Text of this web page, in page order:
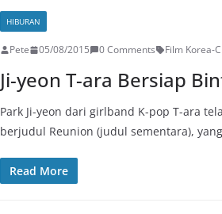
HIBURAN
Pete 05/08/2015 0 Comments Film Korea-
Ji-yeon T-ara Bersiap
Park Ji-yeon dari girlband K-pop T-ara
berjudul Reunion (judul sementara), yang
Read More